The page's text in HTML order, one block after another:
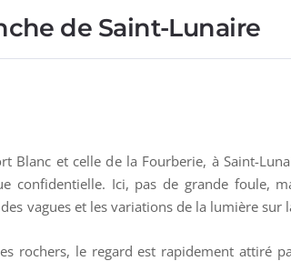
de Saint-Lunaire
Blanc et celle de la Fourberie, àSaint-
confidentielle. Ici, pas de grande foule,
vagues et les variations de la lumière sur
rochers, le regard est rapidement attiré